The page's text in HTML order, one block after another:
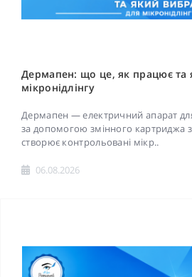
Дермапен: що це, як працює та
мікронідлінгу
Дермапен — електричний апарат
за допомогою змінного картриджа
створює контрольовані мікр..
06.08.2026